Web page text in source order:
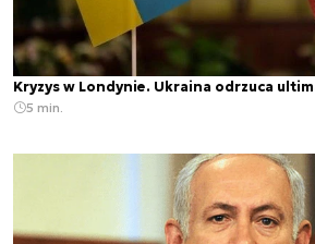
Kryzys w Londynie. Ukraina odrzuca
5 min.